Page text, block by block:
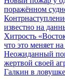
поражённом
известно на
Хитрость
что это меняет
Неожиданный
жертвой своей
Галкин в